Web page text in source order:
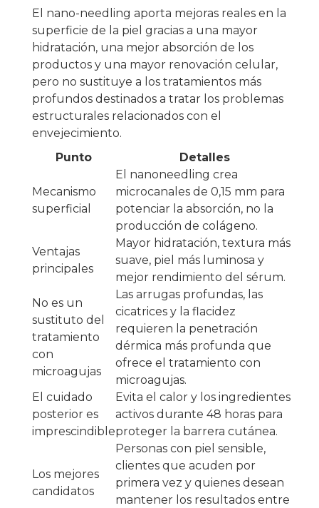
El nano-needling aporta mejoras reales en la
superficie de la piel gracias a una mayor
hidratación, una mejor absorción de los
productos y una mayor renovación celular,
pero no sustituye a los tratamientos más
profundos destinados a tratar los problemas
estructurales relacionados con el
envejecimiento.
Punto
Detalles
Mecanismo
superficial
El nanoneedling crea
microcanales de 0,15 mm para
potenciar la absorción, no la
producción de colágeno.
Ventajas
principales
Mayor hidratación, textura más
suave, piel más luminosa y
mejor rendimiento del sérum.
No es un
sustituto del
tratamiento
con
microagujas
Las arrugas profundas, las
cicatrices y la flacidez
requieren la penetración
dérmica más profunda que
ofrece el tratamiento con
microagujas.
El cuidado
posterior es
imprescindible
Evita el calor y los ingredientes
activos durante 48 horas para
proteger la barrera cutánea.
Los mejores
candidatos
Personas con piel sensible,
clientes que acuden por
primera vez y quienes desean
mantener los resultados entre